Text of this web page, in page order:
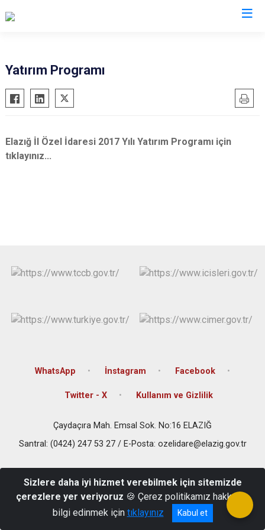
Yatırım Programı
Elazığ İl Özel İdaresi 2017 Yılı Yatırım Programı için
tıklayınız...
WhatsApp İnstagram Facebook
Twitter - X Kullanım ve Gizlilik
Çaydaçıra Mah. Emsal Sok. No:16 ELAZIĞ
Santral: (0424) 247 53 27 / E-Posta: ozelidare@elazig.gov.tr
Sizlere daha iyi hizmet verebilmek için sitemizde
çerezlere yer veriyoruz 🍪 Çerez politikamız hakkında
bilgi edinmek için tıklayınız Kabul et